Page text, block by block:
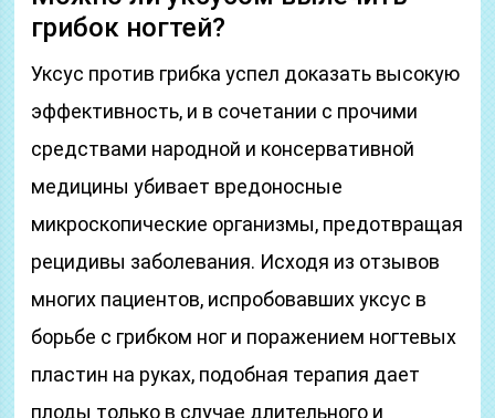
грибок ногтей?
Уксус против грибка успел доказать высокую
эффективность, и в сочетании с прочими
средствами народной и консервативной
медицины убивает вредоносные
микроскопические организмы, предотвращая
рецидивы заболевания. Исходя из отзывов
многих пациентов, испробовавших уксус в
борьбе с грибком ног и поражением ногтевых
пластин на руках, подобная терапия дает
плоды только в случае длительного и